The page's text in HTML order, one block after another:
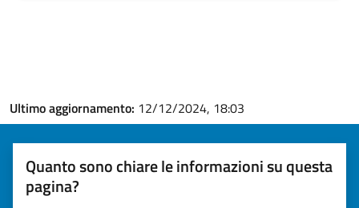
Ultimo aggiornamento: 12/12/2024, 18:03
Quanto sono chiare le informazioni su questa
pagina?